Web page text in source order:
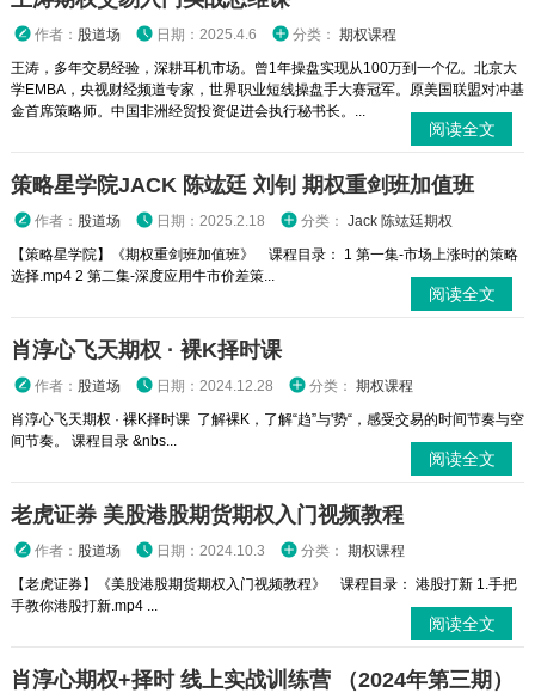
作者： 股道场 日期：2025.4.6 分类： 期权课程
王涛，多年交易经验，深耕耳机市场。曾1年操盘实现从100万到一个亿。北京大
学EMBA，央视财经频道专家，世界职业短线操盘手大赛冠军。原美国联盟对冲基
金首席策略师。中国非洲经贸投资促进会执行秘书长。...
阅读全文
策略星学院JACK 陈竑廷 刘钊 期权重剑班加值班
作者： 股道场 日期：2025.2.18 分类： Jack 陈竑廷期权
【策略星学院】《期权重剑班加值班》 课程目录： 1 第一集-市场上涨时的策略
选择.mp4 2 第二集-深度应用牛市价差策...
阅读全文
肖淳心飞天期权 · 裸K择时课
作者： 股道场 日期：2024.12.28 分类： 期权课程
肖淳心飞天期权 · 裸K择时课 了解裸K，了解“趋”与'势“，感受交易的时间节奏与空
间节奏。 课程目录 &nbs...
阅读全文
老虎证券 美股港股期货期权入门视频教程
作者： 股道场 日期：2024.10.3 分类： 期权课程
【老虎证券】《美股港股期货期权入门视频教程》 课程目录： 港股打新 1.手把
手教你港股打新.mp4 ...
阅读全文
肖淳心期权+择时 线上实战训练营 （2024年第三期）